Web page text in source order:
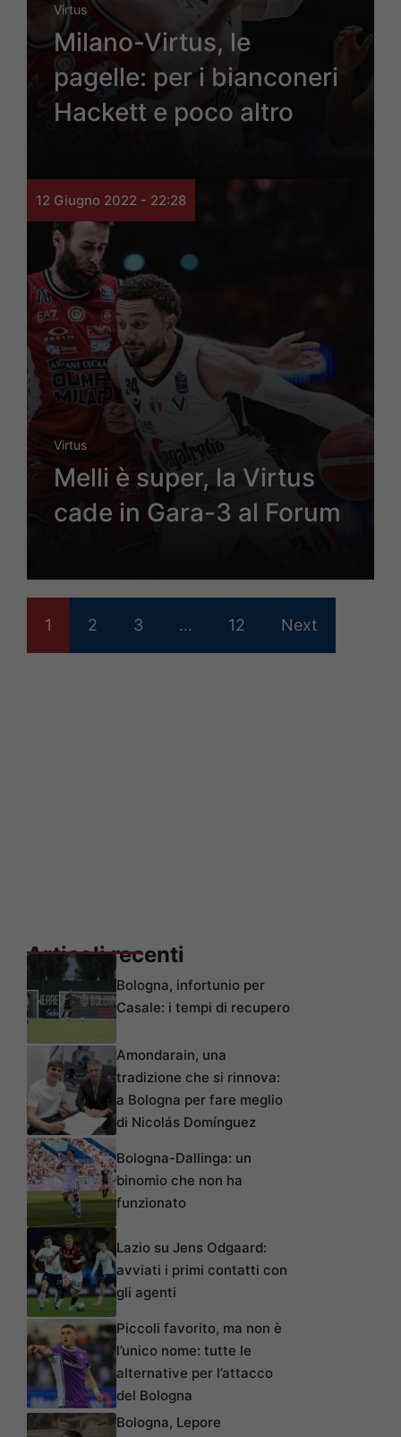
Virtus
Milano-Virtus, le
pagelle: per i bianconeri
Hackett e poco altro
12 Giugno 2022 - 22:28
Virtus
Melli è super, la Virtus
cade in Gara-3 al Forum
1 2 3 … 12 Next
Articoli recenti
Bologna, infortunio per
Casale: i tempi di recupero
Amondarain, una
tradizione che si rinnova:
a Bologna per fare meglio
di Nicolás Domínguez
Bologna-Dallinga: un
binomio che non ha
funzionato
Lazio su Jens Odgaard:
avviati i primi contatti con
gli agenti
Piccoli favorito, ma non è
l’unico nome: tutte le
alternative per l’attacco
del Bologna
Bologna, Lepore